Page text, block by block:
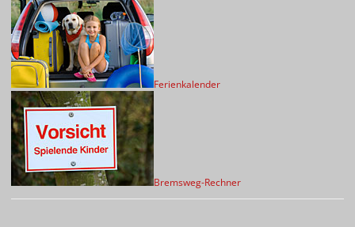
Ferienkalender
Bremsweg-Rechner